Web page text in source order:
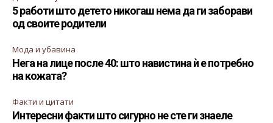
5 работи што детето никогаш нема да ги заборави
од своите родители
Мода и убавина
Нега на лице после 40: што навистина ѝ е потребно
на кожата?
Факти и цитати
Интересни факти што сигурно не сте ги знаеле